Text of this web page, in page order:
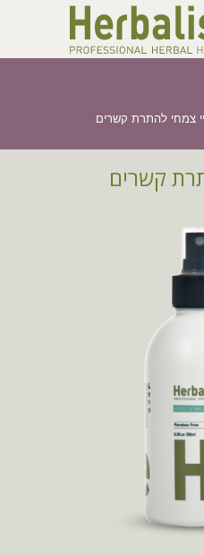
צמחי להתרת קשרים
קשרים